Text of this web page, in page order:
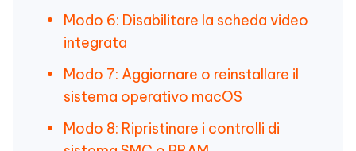
Modo 6: Disabilitare la scheda video
integrata
Modo 7: Aggiornare o reinstallare il
sistema operativo macOS
Modo 8: Ripristinare i controlli di